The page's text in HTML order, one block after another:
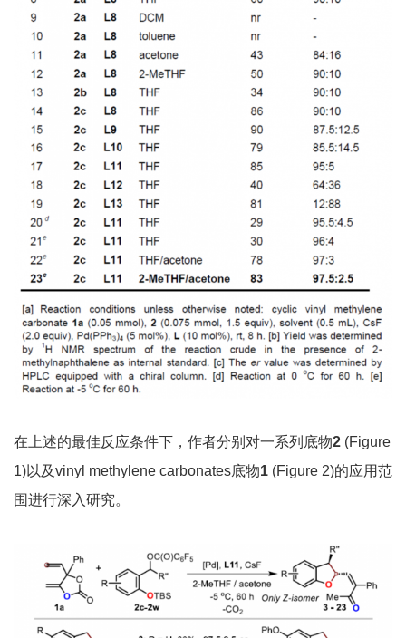
在上述的最佳反应条件下，作者分别对一系列底物2 (Figure
1)以及vinyl methylene carbonates底物1 (Figure 2)的应用范
围进行深入研究。